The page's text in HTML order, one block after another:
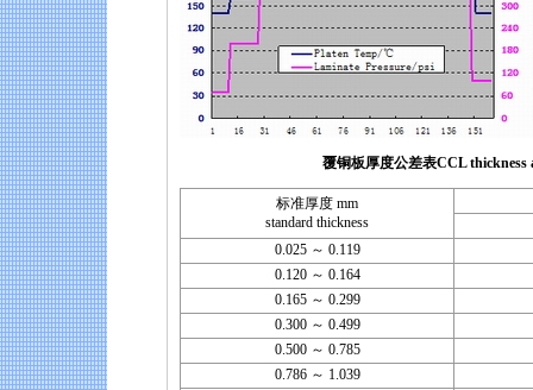
覆铜板厚度公差表CCL thickness and
标准厚度 mm
standard thickness
0.025 ～ 0.119
0.120 ～ 0.164
0.165 ～ 0.299
0.300 ～ 0.499
0.500 ～ 0.785
0.786 ～ 1.039